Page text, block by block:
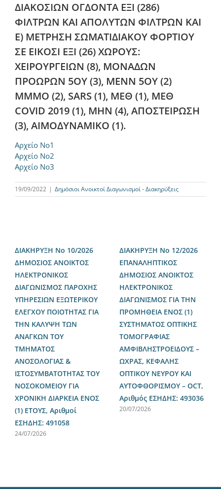
ΔΙΑΚΟΣΙΩΝ ΟΓΔΟΝΤΑ ΕΞΙ (286)
ΦΙΛΤΡΩΝ ΚΑΙ ΑΠΟΛΥΤΩΝ ΦΙΛΤΡΩΝ ΚΑΙ
Ε) ΜΕΤΡΗΣΗ ΣΩΜΑΤΙΔΙΑΚΟΥ ΦΟΡΤΙΟΥ
ΣΕ ΕΙΚΟΣΙ ΕΞΙ (26) ΧΩΡΟΥΣ:
ΧΕΙΡΟΥΡΓΕΙΩΝ (8), ΜΟΝΑΔΩΝ
ΠΡΟΩΡΩΝ 5ΟΥ (3), ΜΕΝΝ 5ΟΥ (2)
ΜΜΜΟ (2), SARS (1), ΜΕΘ (1), ΜΕΘ
COVID 2019 (1), ΜΗΝ (4), ΑΠΟΣΤΕΙΡΩΣΗ
(3), ΑΙΜΟΔΥΝΑΜΙΚΟ (1).
Αρχείο Νο1
Αρχείο Νο2
Αρχείο Νο3
19/09/2022 | Δημόσιοι Ανοικτοί Διαγωνισμοί - Διακηρύξεις
ΔΙΑΚΗΡΥΞΗ Νο 10/2026
ΔΗΜΟΣΙΟΣ ΑΝΟΙΚΤΟΣ
ΗΛΕΚΤΡΟΝΙΚΟΣ
ΔΙΑΓΩΝΙΣΜΟΣ ΠΑΡΟΧΗΣ
ΥΠΗΡΕΣΙΩΝ ΕΞΩΤΕΡΙΚΟΥ
ΕΛΕΓΧΟΥ ΠΟΙΟΤΗΤΑΣ ΓΙΑ
ΤΗΝ ΚΑΛΥΨΗ ΤΩΝ
ΑΝΑΓΚΩΝ ΤΟΥ
ΤΜΗΜΑΤΟΣ
ΑΝΟΣΟΛΟΓΙΑΣ &
ΙΣΤΟΣΥΜΒΑΤΟΤΗΤΑΣ ΤΟΥ
ΝΟΣΟΚΟΜΕΙΟΥ ΓΙΑ
ΧΡΟΝΙΚΗ ΔΙΑΡΚΕΙΑ ΕΝΟΣ
(1) ΕΤΟΥΣ, Αριθμοί
ΕΣΗΔΗΣ: 491058
24/07/2026
ΔΙΑΚΗΡΥΞΗ Νο 12/2026
ΕΠΑΝΑΛΗΠΤΙΚΟΣ
ΔΗΜΟΣΙΟΣ ΑΝΟΙΚΤΟΣ
ΗΛΕΚΤΡΟΝΙΚΟΣ
ΔΙΑΓΩΝΙΣΜΟΣ ΓΙΑ ΤΗΝ
ΠΡΟΜΗΘΕΙΑ ΕΝΟΣ (1)
ΣΥΣΤΗΜΑΤΟΣ ΟΠΤΙΚΗΣ
ΤΟΜΟΓΡΑΦΙΑΣ
ΑΜΦΙΒΛΗΣΤΡΟΕΙΔΟΥΣ –
ΩΧΡΑΣ, ΚΕΦΑΛΗΣ
ΟΠΤΙΚΟΥ ΝΕΥΡΟΥ ΚΑΙ
ΑΥΤΟΦΘΟΡΙΣΜΟΥ – OCT,
Αριθμός ΕΣΗΔΗΣ: 493036
20/07/2026